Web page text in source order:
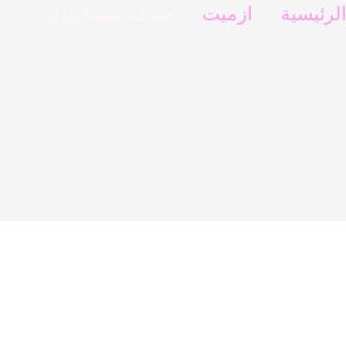
الرئيسية ازميت